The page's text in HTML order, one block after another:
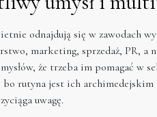
odnajdują się w zawodach
marketing, sprzedaż, PR, a
że trzeba im pomagać w
rutyna jest ich archimedejskim
uwagę.